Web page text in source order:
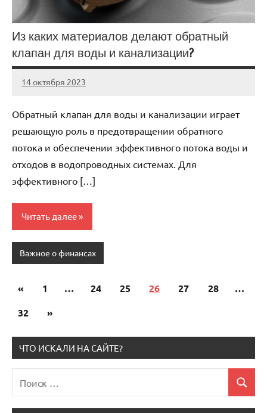
Из каких материалов делают обратный
клапан для воды и канализации?
14 октября 2023
Avtor
Нет
Обратный клапан для воды и канализации играет
решающую роль в предотвращении обратного
потока и обеспечении эффективного потока воды и
отходов в водопроводных системах. Для
эффективного […]
Читать далее
Важное о финансах
записей
« Предыдущие
1 … 24 25 26 27 28
…
32
Следующие
»
ЧТО ИСКАЛИ НА САЙТЕ?
для:
Поиск